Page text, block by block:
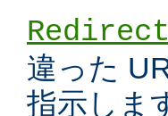
Redirect
違った
指示しま